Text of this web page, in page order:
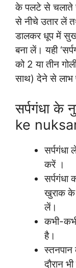
के पलटे से चलाते
से नीचे उतार लें
डालकर धूप में
बना लें। यही
को 2 या तीन
साथ) देने से लाभ
सर्पगंधा के
ke
सर्पगंधा
करें ।
सर्पगंधा
खुराक के
लें।
कभी-
है।
स्तनपान
दौरान